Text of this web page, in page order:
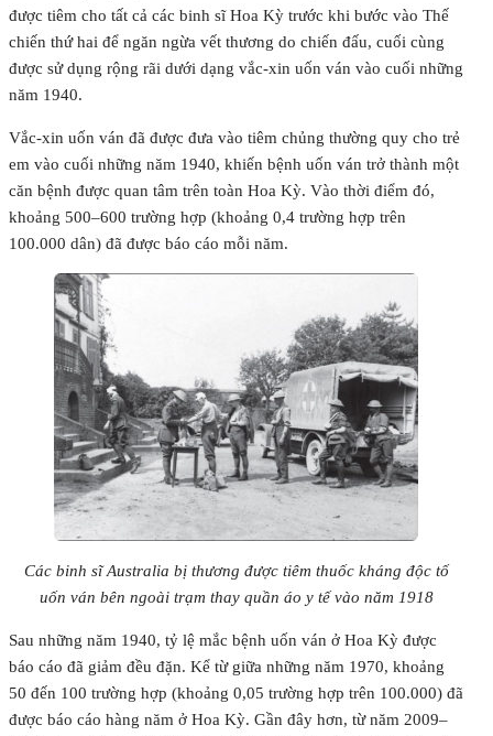
được tiêm cho tất cả các binh sĩ Hoa Kỳ trước khi bước vào Thế
chiến thứ hai để ngăn ngừa vết thương do chiến đấu, cuối cùng
được sử dụng rộng rãi dưới dạng vắc-xin uốn ván vào cuối những
năm 1940.
Vắc-xin uốn ván đã được đưa vào tiêm chủng thường quy cho trẻ
em vào cuối những năm 1940, khiến bệnh uốn ván trở thành một
căn bệnh được quan tâm trên toàn Hoa Kỳ. Vào thời điểm đó,
khoảng 500–600 trường hợp (khoảng 0,4 trường hợp trên
100.000 dân) đã được báo cáo mỗi năm.
Các binh sĩ Australia bị thương được tiêm thuốc kháng độc tố
uốn ván bên ngoài trạm thay quần áo y tế vào năm 1918
Sau những năm 1940, tỷ lệ mắc bệnh uốn ván ở Hoa Kỳ được
báo cáo đã giảm đều đặn. Kể từ giữa những năm 1970, khoảng
50 đến 100 trường hợp (khoảng 0,05 trường hợp trên 100.000) đã
được báo cáo hàng năm ở Hoa Kỳ. Gần đây hơn, từ năm 2009–